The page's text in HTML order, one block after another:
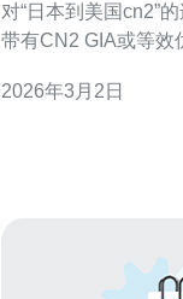
对“日本到美国cn2”
带有CN2 GIA或等效
衡，采用双线/多线路
2026年3月2日